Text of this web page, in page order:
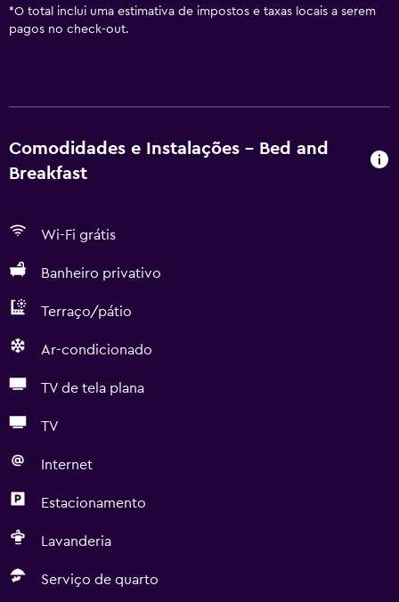
*O total inclui uma estimativa de impostos e taxas locais a serem
pagos no check-out.
Comodidades e Instalações - Bed and
Breakfast
Wi-Fi grátis
Banheiro privativo
Terraço/pátio
Ar-condicionado
TV de tela plana
TV
Internet
Estacionamento
Lavanderia
Serviço de quarto